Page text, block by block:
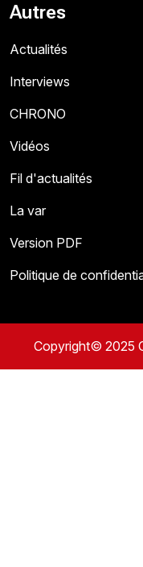
Autres
Actualités
Interviews
CHRONO
Vidéos
Fil d'actualités
La var
Version PDF
Politique de
Copyright© 2025